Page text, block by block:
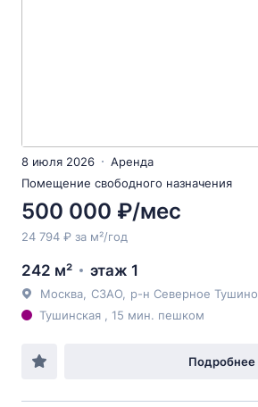
8 июля 2026
Аренда
Помещение свободного назначения
500 000 ₽/мес
24 794 ₽ за м²/год
242 м² этаж 1
Москва СЗАО р-н Северное Тушино
Тушинская , 15 мин. пешком
Подробнее